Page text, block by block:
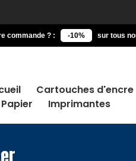
commande ? : -10% sur tous
Cartouches d'encre
Papier
Imprimantes